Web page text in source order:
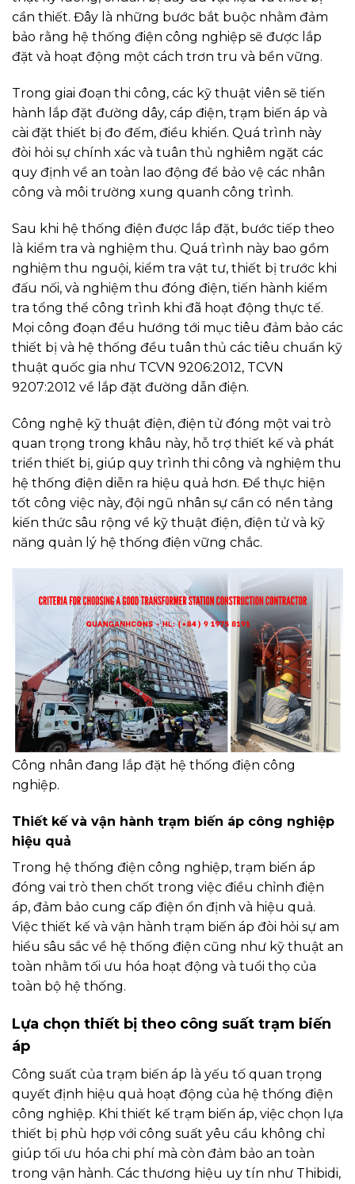
cần thiết. Đây là những bước bắt buộc nhằm đảm
bảo rằng hệ thống điện công nghiệp sẽ được lắp
đặt và hoạt động một cách trơn tru và bền vững.
Trong giai đoạn thi công, các kỹ thuật viên sẽ tiến
hành lắp đặt đường dây, cáp điện, trạm biến áp và
cài đặt thiết bị đo đếm, điều khiển. Quá trình này
đòi hỏi sự chính xác và tuân thủ nghiêm ngặt các
quy định về an toàn lao động để bảo vệ các nhân
công và môi trường xung quanh công trình.
Sau khi hệ thống điện được lắp đặt, bước tiếp theo
là kiểm tra và nghiệm thu. Quá trình này bao gồm
nghiệm thu nguội, kiểm tra vật tư, thiết bị trước khi
đấu nối, và nghiệm thu đóng điện, tiến hành kiểm
tra tổng thể công trình khi đã hoạt động thực tế.
Mọi công đoạn đều hướng tới mục tiêu đảm bảo các
thiết bị và hệ thống đều tuân thủ các tiêu chuẩn kỹ
thuật quốc gia như TCVN 9206:2012, TCVN
9207:2012 về lắp đặt đường dẫn điện.
Công nghệ kỹ thuật điện, điện tử đóng một vai trò
quan trọng trong khâu này, hỗ trợ thiết kế và phát
triển thiết bị, giúp quy trình thi công và nghiệm thu
hệ thống điện diễn ra hiệu quả hơn. Để thực hiện
tốt công việc này, đội ngũ nhân sự cần có nền tảng
kiến thức sâu rộng về kỹ thuật điện, điện tử và kỹ
năng quản lý hệ thống điện vững chắc.
Công nhân đang lắp đặt hệ thống điện công
nghiệp.
Thiết kế và vận hành trạm biến áp công nghiệp
hiệu quả
Trong hệ thống điện công nghiệp, trạm biến áp
đóng vai trò then chốt trong việc điều chỉnh điện
áp, đảm bảo cung cấp điện ổn định và hiệu quả.
Việc thiết kế và vận hành trạm biến áp đòi hỏi sự am
hiểu sâu sắc về hệ thống điện cũng như kỹ thuật an
toàn nhằm tối ưu hóa hoạt động và tuổi thọ của
toàn bộ hệ thống.
Lựa chọn thiết bị theo công suất trạm biến
áp
Công suất của trạm biến áp là yếu tố quan trọng
quyết định hiệu quả hoạt động của hệ thống điện
công nghiệp. Khi thiết kế trạm biến áp, việc chọn lựa
thiết bị phù hợp với công suất yêu cầu không chỉ
giúp tối ưu hóa chi phí mà còn đảm bảo an toàn
trong vận hành. Các thương hiệu uy tín như Thibidi,